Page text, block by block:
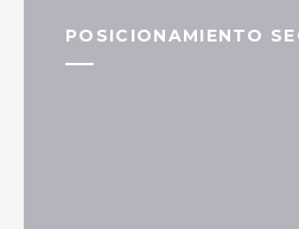
POSICIONAMIENTO